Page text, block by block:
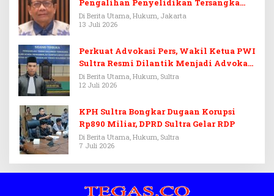
Pengalihan Penyelidikan Tersangka
Febrie Adriansyah
Di Berita Utama, Hukum, Jakarta
13 Juli 2026
Perkuat Advokasi Pers, Wakil Ketua PWI
Sultra Resmi Dilantik Menjadi Advokat
PERADI
Di Berita Utama, Hukum, Sultra
12 Juli 2026
KPH Sultra Bongkar Dugaan Korupsi
Rp890 Miliar, DPRD Sultra Gelar RDP
Di Berita Utama, Hukum, Sultra
7 Juli 2026